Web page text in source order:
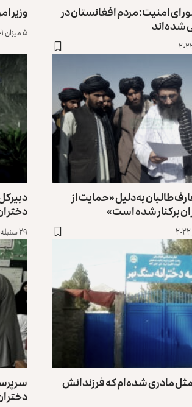
امنیت: مردم افغانستان در
شده‌اند
وزیر
۵ میزان ۱۴۰۱ - ۲۷ سپتمبر ۲۰۲۲
طالبان به‌دلیل «حمایت از
برکنار شده است»
۲۹ سنبله ۱۴۰۱ - ۲۰ سپتمبر ۲۰۲۲
مادری شده‌ام که فرزندانش